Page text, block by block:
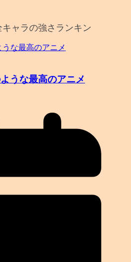
ャラの強さランキン
うな最高のアニメ